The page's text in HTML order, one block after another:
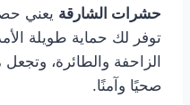
حشرات الشارقة يعني
توفر لك حماية طويلة
الزاحفة والطائرة،
صحيًا وآمنًا.